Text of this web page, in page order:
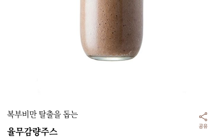
브랜드
푸드
키친
복부비만 탈출을 돕는
율무감량주스 공유